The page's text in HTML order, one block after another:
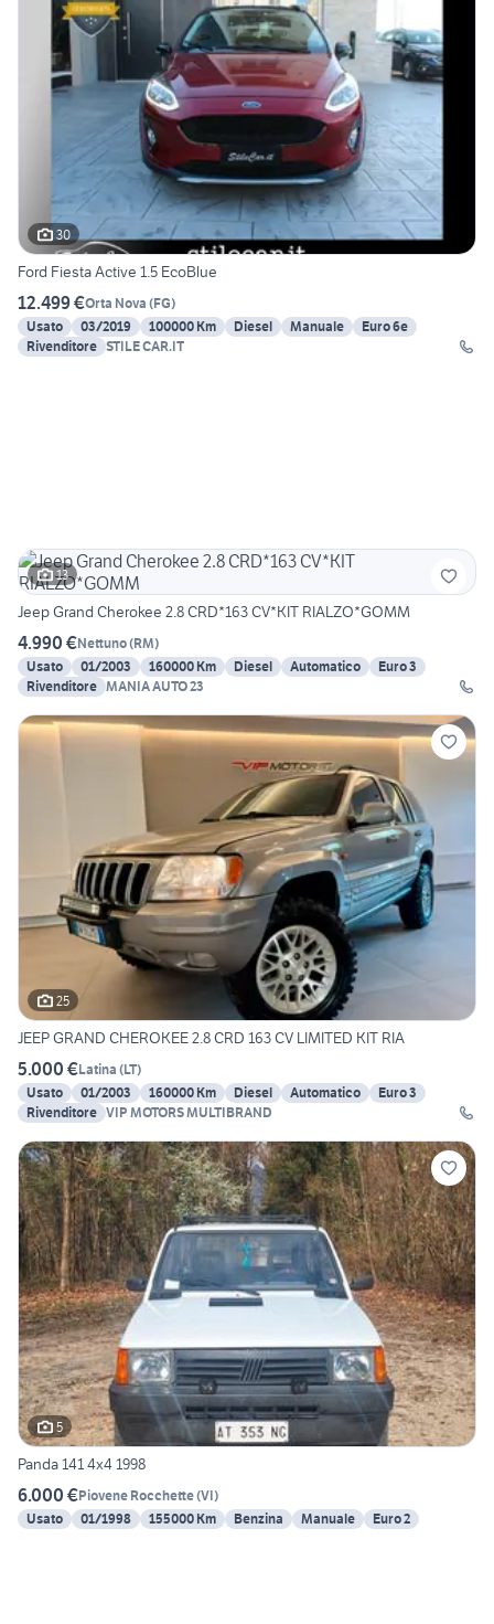
30
Ford Fiesta Active 1.5 EcoBlue
12.499 €Orta Nova (FG)
Usato
03/2019 100000 Km Diesel Manuale
Euro 6e
Rivenditore STILE CAR.IT
13
Jeep Grand Cherokee 2.8 CRD*163 CV*KIT RIALZO*GOMM
4.990 €Nettuno(RM)
Usato
01/2003 160000 Km Diesel Automatico
Euro 3
Rivenditore MANIA AUTO 23
25
JEEP GRAND CHEROKEE 2.8 CRD 163 CV LIMITED KIT RIA
5.000 €Latina (LT)
Usato
01/2003 160000 Km Diesel Automatico
Euro 3
Rivenditore VIP MOTORS MULTIBRAND
5
Panda 141 4x4 1998
6.000 €Piovene Rocchette(VI)
Usato
01/1998 155000 Km Benzina Manuale Euro 2